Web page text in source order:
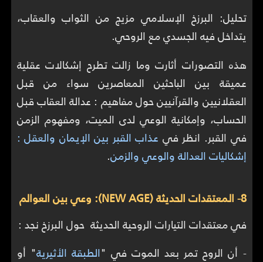
تحليل: البرزخ الإسلامي مزيج من الثواب والعقاب،
يتداخل فيه الجسدي مع الروحي.
هذه التصورات أثارت وما زالت تطرح إشكالات عقلية
عميقة بين الباحثين المعاصرين سواء من قبل
العقلانيين والقرآنيين حول مفاهيم : عدالة العقاب قبل
الحساب، وإمكانية الوعي لدى الميت، ومفهوم الزمن
في القبر. انظر في عذاب القبر بين الإيمان والعقل :
إشكاليات العدالة والوعي والزمن.
8- المعتقدات الحديثة (NEW AGE): وعي بين العوالم
في معتقدات التيارات الروحية الحديثة حول البرزخ نجد :
- أن الروح تمر بعد الموت في "الطبقة الأثيرية" أو